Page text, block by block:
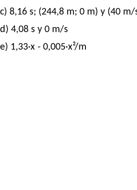
c) 8,16 s; (244,8 m; 0 m) y (40
d) 4,08 s y 0 m/s
e) 1,33·x - 0,005·x²/m